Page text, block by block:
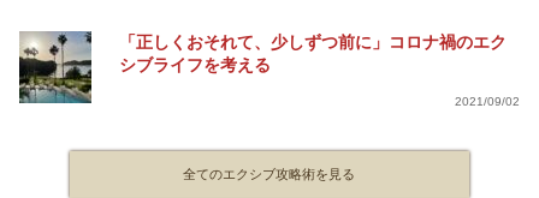
「正しくおそれて、少しずつ前に」コロナ禍のエク
シブライフを考える
2021/09/02
全てのエクシブ攻略術を見る